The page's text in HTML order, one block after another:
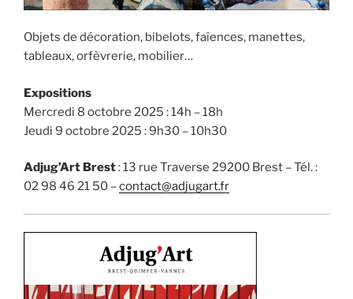
Objets de décoration, bibelots, faïences, manettes,
tableaux, orfèvrerie, mobilier…
Expositions
Mercredi 8 octobre 2025 : 14h – 18h
Jeudi 9 octobre 2025 : 9h30 – 10h30
Adjug’Art Brest: 13 rue Traverse 29200 Brest – Tél. :
02 98 46 21 50 –contact@adjugart.fr